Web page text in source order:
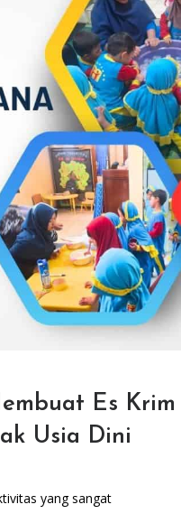
Es Krim
Usia Dini
yang sangat